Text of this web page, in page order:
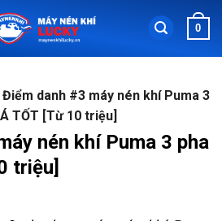
0
Điểm danh #3 máy nén khí Puma 3
TỐT [Từ 10 triệu]
nén khí Puma 3 pha
triệu]